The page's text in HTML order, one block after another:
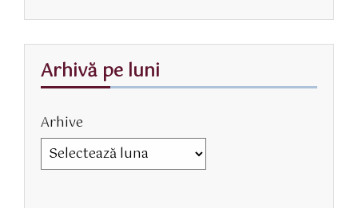
Arhivă pe luni
Arhive